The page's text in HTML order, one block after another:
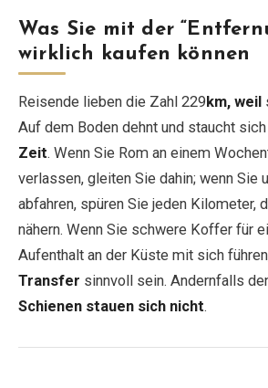
Was Sie mit der
wirklich kaufen können
Reisende lieben die Zahl 229km, weil
Auf dem Boden dehnt und staucht
Zeit. Wenn Sie Rom an einem
verlassen, gleiten Sie dahin; wenn Sie
abfahren, spüren Sie jeden Kilometer,
nähern. Wenn Sie schwere Koffer für
Aufenthalt an der Küste mit sich
Transfer sinnvoll sein. Andernfalls
Schienen stauen sich nicht.